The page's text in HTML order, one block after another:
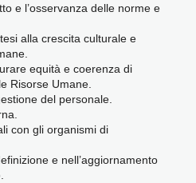
e l’osservanza delle norme e
alla crescita culturale e
equità e coerenza di
Risorse Umane.
del personale.
con gli organismi di
e nell’aggiornamento